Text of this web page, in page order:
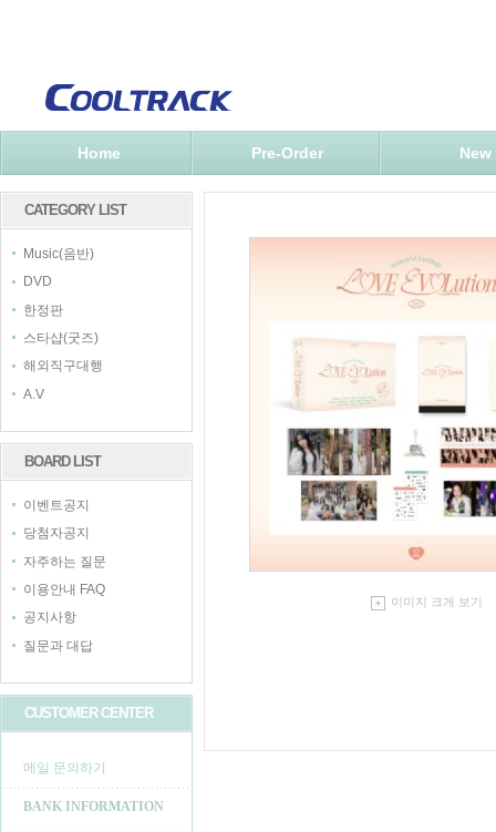
Home Pre-Order New
CATEGORY LIST
Music(음반)
DVD
한정판
스타샵(굿즈)
해외직구대행
A.V
BOARD LIST
이벤트공지
당첨자공지
자주하는 질문
이용안내 FAQ
공지사항
질문과 대답
CUSTOMER CENTER
메일 문의하기
BANK INFORMATION
이미지 크게 보기